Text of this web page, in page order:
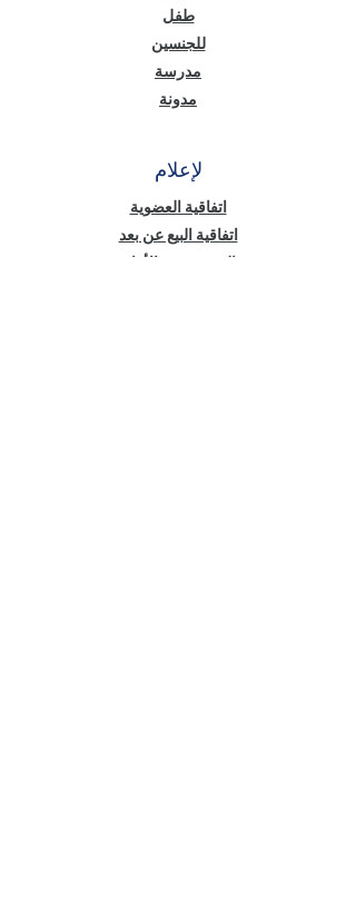
طفل
للجنسين
مدرسة
مدونة
لإعلام
اتفاقية العضوية
اتفاقية البيع عن بعد
الخصوصية والأمان